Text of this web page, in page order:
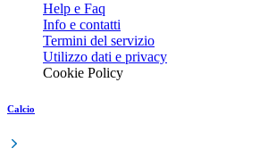
Help e Faq
Info e contatti
Termini del servizio
Utilizzo dati e privacy
Cookie Policy
Calcio